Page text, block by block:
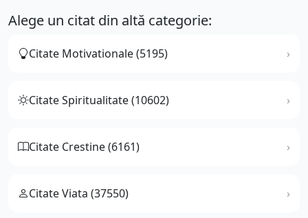
Alege un citat din altă categorie:
Citate Motivationale (5195)
Citate Spiritualitate (10602)
Citate Crestine (6161)
Citate Viata (37550)